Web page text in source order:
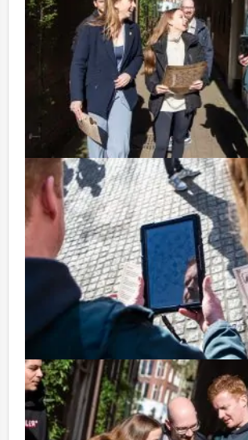
Handige Tip voor uw arrangement:
Niet telkens uw knip hoeven trekken
te rekenen? Voor € 13,50 per persoon
BTW) kunt u gebruikmaken van het
waarbij u onbeperkt kunt genieten van
huiswijn, koffie en thee. Zo komt u
voor verrassingen te staan!
Reservering voor kleinere groepen:
Komt u niet aan het minimale aantal
deze quiz? Als u bereid bent voor het
te betalen, kunt u ook gewoon voor
boeken!